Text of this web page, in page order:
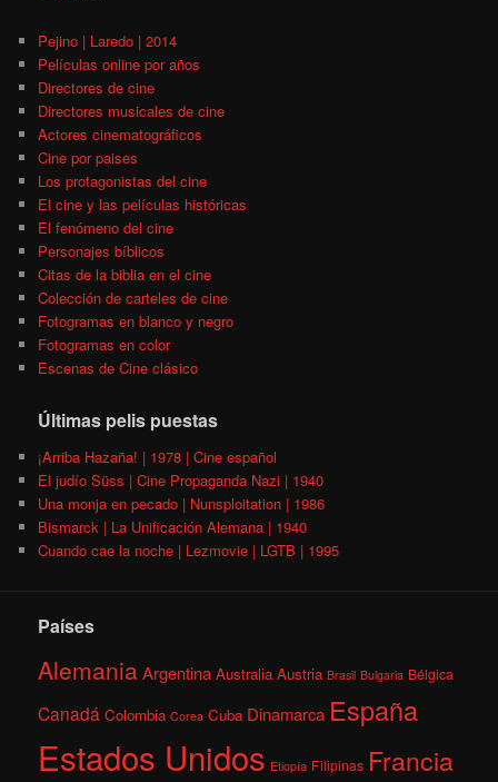
Pejino | Laredo | 2014
Películas online por años
Directores de cine
Directores musicales de cine
Actores cinematográficos
Cine por paises
Los protagonistas del cine
El cine y las películas históricas
El fenómeno del cine
Personajes bíblicos
Citas de la biblia en el cine
Colección de carteles de cine
Fotogramas en blanco y negro
Fotogramas en color
Escenas de Cine clásico
Últimas pelis puestas
¡Arriba Hazaña! | 1978 | Cine español
El judío Süss | Cine Propaganda Nazi | 1940
Una monja en pecado | Nunsploitation | 1986
Bismarck | La Unificación Alemana | 1940
Cuando cae la noche | Lezmovie | LGTB | 1995
Países
AlemaniaArgentina Australia Austria Brasil Bulgaria Bélgica
Canadá Colombia Corea Cuba Dinamarca España
Estados Unidos Etiopía Filipinas Francia